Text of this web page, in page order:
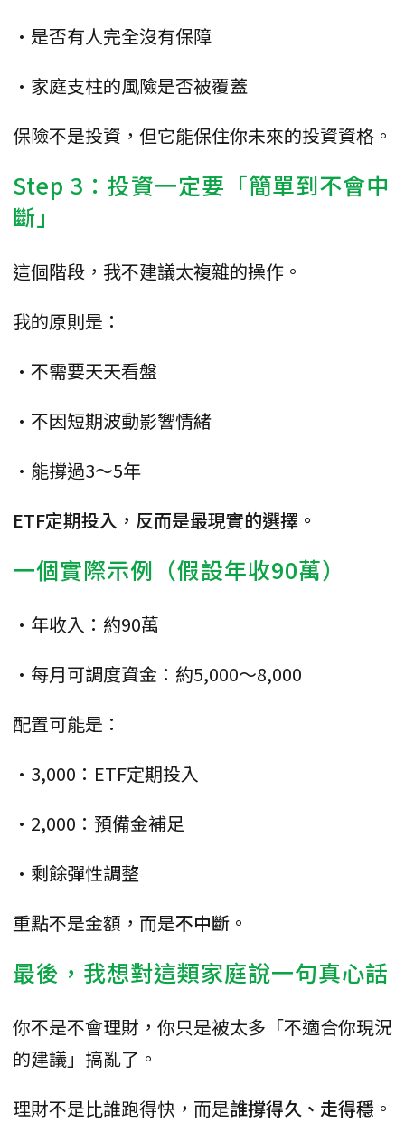
•是否有人完全沒有保障
•家庭支柱的風險是否被覆蓋
保險不是投資，但它能保住你未來的投資資格。
Step 3：投資一定要「簡單到不會中
斷」
這個階段，我不建議太複雜的操作。
我的原則是：
•不需要天天看盤
•不因短期波動影響情緒
•能撐過3～5年
ETF定期投入，反而是最現實的選擇。
一個實際示例（假設年收90萬）
•年收入：約90萬
•每月可調度資金：約5,000～8,000
配置可能是：
•3,000：ETF定期投入
•2,000：預備金補足
•剩餘彈性調整
重點不是金額，而是不中斷 。
最後，我想對這類家庭說一句真心話
你不是不會理財，你只是被太多「不適合你現況
的建議」搞亂了。
理財不是比誰跑得快，而是誰撐得久、走得穩 。